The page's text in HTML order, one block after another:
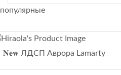
ms-msnab@mail.ru
it-msnab@mail.ru
tes-msnab@mail.ru
популярные
𝐍𝐞𝐰 ЛДСП Аврора Lamarty